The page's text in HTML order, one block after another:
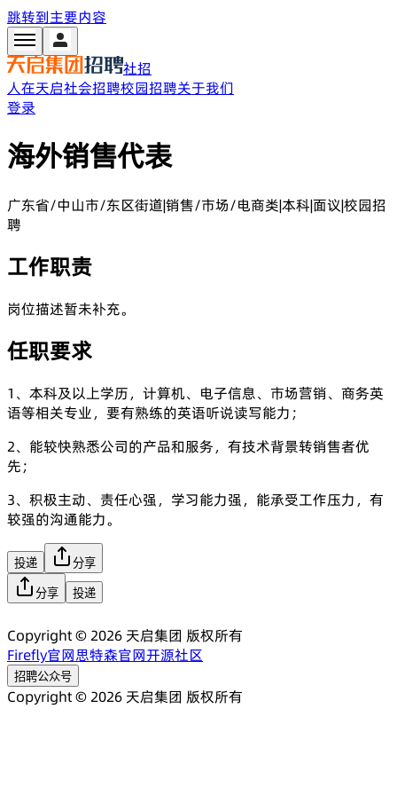
跳转到主要内容
社招
人在天启社会招聘校园招聘关于我们
登录
海外销售代表
广东省/中山市/东区街道|销售/市场/电商类|本科|面议|校园招
聘
工作职责
岗位描述暂未补充。
任职要求
1、本科及以上学历，计算机、电子信息、市场营销、商务英
语等相关专业，要有熟练的英语听说读写能力；
2、能较快熟悉公司的产品和服务，有技术背景转销售者优
先；
3、积极主动、责任心强，学习能力强，能承受工作压力，有
较强的沟通能力。
投递 分享
分享 投递
Copyright ©2026 天启集团 版权所有
Firefly官网思特森官网开源社区
招聘公众号
Copyright ©2026 天启集团 版权所有